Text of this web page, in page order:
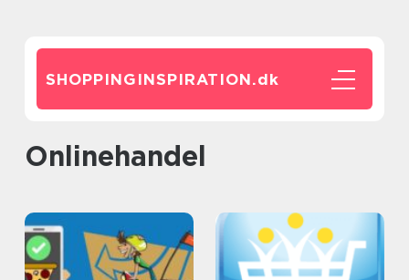
SHOPPINGINSPIRATION.dk
Onlinehandel